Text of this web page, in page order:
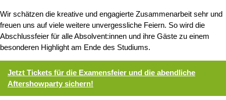
Wir schätzen die kreative und engagierte Zusammenarbeit sehr und
freuen uns auf viele weitere unvergessliche Feiern. So wird die
Abschlussfeier für alle Absolvent:innen und ihre Gäste zu einem
besonderen Highlight am Ende des Studiums.
Jetzt Tickets für die Examensfeier und die abendliche
Aftershowparty sichern!